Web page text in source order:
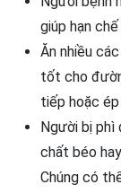
giúp hạn
Ăn nhiều
tốt cho
tiếp hoặc
Người bị phì
chất béo
Chúng có